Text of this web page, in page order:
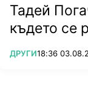
Тадей
където се
ПОВЕЧЕ ОТ
ДРУГИ18:36